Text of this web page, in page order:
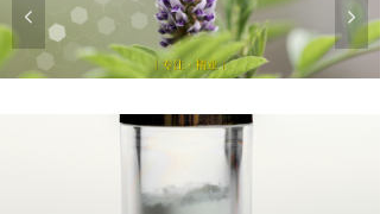
新闻动态
넳 넲